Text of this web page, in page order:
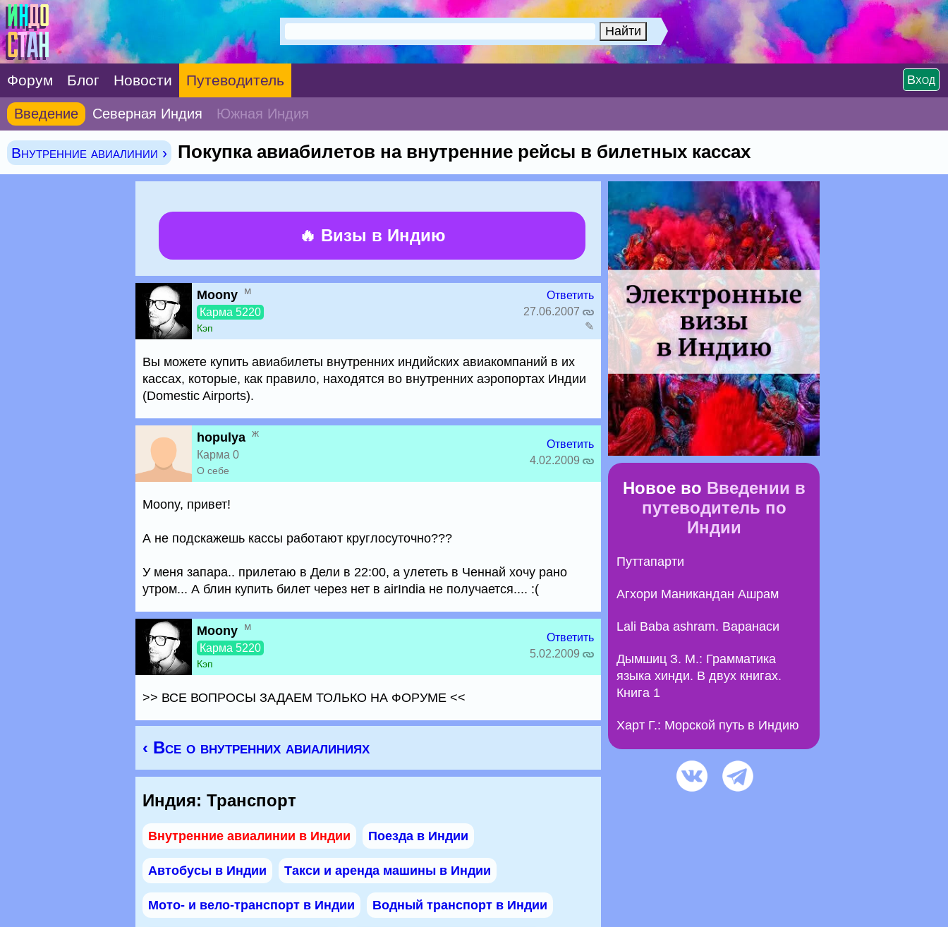
Форум Блог Новости Путеводитель Вход
Введение Северная Индия Южная Индия
Внутренние авиалинии › Покупка авиабилетов на внутренние рейсы в билетных кассах
🔥 Визы в Индию
Moony м
Карма 5220
Кэп
Ответить
27.06.2007
✎
Вы можете купить авиабилеты внутренних индийских авиакомпаний в их
кассах, которые, как правило, находятся во внутренних аэропортах Индии
(Domestic Airports).
hopulya ж
Карма 0
О себе
Ответить
4.02.2009
Moony, привет!
А не подскажешь кассы работают круглосуточно???
У меня запара.. прилетаю в Дели в 22:00, а улететь в Ченнай хочу рано
утром... А блин купить билет через нет в airIndia не получается.... :(
Moony м
Карма 5220
Кэп
Ответить
5.02.2009
>> ВСЕ ВОПРОСЫ ЗАДАЕМ ТОЛЬКО НА ФОРУМЕ <<
‹ Все о внутренних авиалиниях
Индия: Транспорт
Внутренние авиалинии в Индии Поезда в Индии
Автобусы в Индии Такси и аренда машины в Индии
Мото- и вело-транспорт в Индии Водный транспорт в Индии
Новое во Введении в
путеводитель по
Индии
Путтапарти
Агхори Маникандан Ашрам
Lali Baba ashram. Варанаси
Дымшиц З. М.: Грамматика
языка хинди. В двух книгах.
Книга 1
Харт Г.: Морской путь в Индию